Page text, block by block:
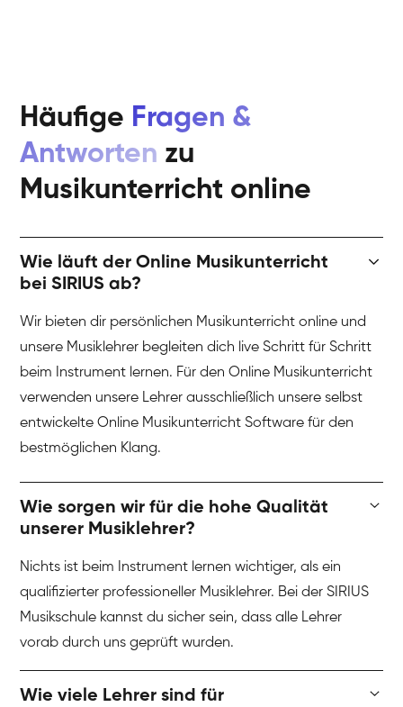
Häufige Fragen &
Antworten zu
Musikunterricht online
Wie läuft der Online Musikunterricht
bei SIRIUS ab?
Wir bieten dir persönlichen Musikunterricht online und
unsere Musiklehrer begleiten dich live Schritt für Schritt
beim Instrument lernen. Für den Online Musikunterricht
verwenden unsere Lehrer ausschließlich unsere selbst
entwickelte Online Musikunterricht Software für den
bestmöglichen Klang.
Wie sorgen wir für die hohe Qualität
unserer Musiklehrer?
Nichts ist beim Instrument lernen wichtiger, als ein
qualifizierter professioneller Musiklehrer. Bei der SIRIUS
Musikschule kannst du sicher sein, dass alle Lehrer
vorab durch uns geprüft wurden.
Wie viele Lehrer sind für